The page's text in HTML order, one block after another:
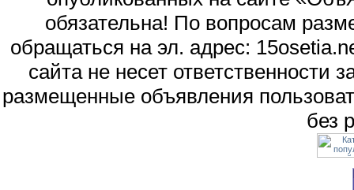
обязательна! По вопросам
обращаться на эл. адрес:
сайта не несет
размещенные объявления
без